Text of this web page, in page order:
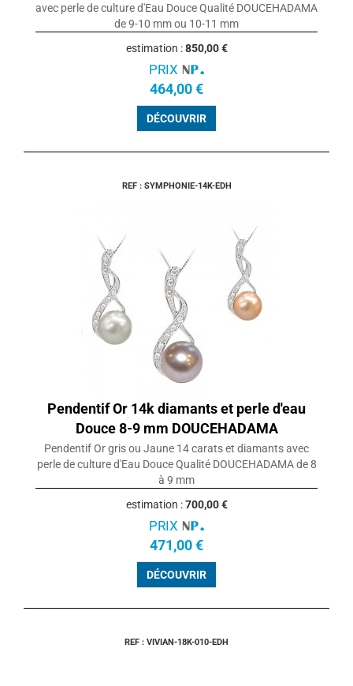
avec perle de culture d'Eau Douce Qualité DOUCEHADAMA
de 9-10 mm ou 10-11 mm
estimation :850,00 €
PRIX
464,00 €
DÉCOUVRIR
REF : SYMPHONIE-14K-EDH
Pendentif Or 14k diamants et perle d'eau
Douce 8-9 mm DOUCEHADAMA
Pendentif Or gris ou Jaune 14 carats et diamants avec
perle de culture d'Eau Douce Qualité DOUCEHADAMA de 8
à 9 mm
estimation :700,00 €
PRIX
471,00 €
DÉCOUVRIR
REF : VIVIAN-18K-010-EDH